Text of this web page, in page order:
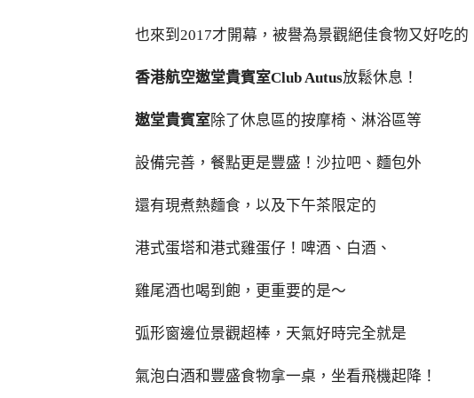
也來到2017才開幕，被譽為景觀絕佳食物又好吃的
香港航空遨堂貴賓室Club Autus放鬆休息！
遨堂貴賓室除了休息區的按摩椅、淋浴區等
設備完善，餐點更是豐盛！沙拉吧、麵包外
還有現煮熱麵食，以及下午茶限定的
港式蛋塔和港式雞蛋仔！啤酒、白酒、
雞尾酒也喝到飽，更重要的是～
弧形窗邊位景觀超棒，天氣好時完全就是
氣泡白酒和豐盛食物拿一桌，坐看飛機起降！